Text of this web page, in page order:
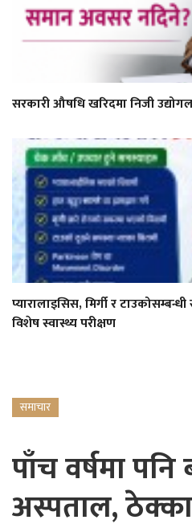
सरकारी औषधि खरिदमा निजी
प्यारालाइसिस, मिर्गी र
विशेष स्वास्थ्य परीक्षण
समाचार
पाँच वर्षमा
अस्पताल,